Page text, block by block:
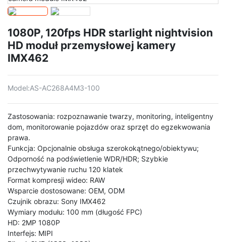
1080P, 120fps HDR starlight nightvision
HD moduł przemysłowej kamery
IMX462
Model:AS-AC268A4M3-100
Zastosowania: rozpoznawanie twarzy, monitoring, inteligentny
dom, monitorowanie pojazdów oraz sprzęt do egzekwowania
prawa.
Funkcja: Opcjonalnie obsługa szerokokątnego/obiektywu;
Odporność na podświetlenie WDR/HDR; Szybkie
przechwytywanie ruchu 120 klatek
Format kompresji wideo: RAW
Wsparcie dostosowane: OEM, ODM
Czujnik obrazu: Sony IMX462
Wymiary modułu: 100 mm (długość FPC)
HD: 2MP 1080P
Interfejs: MIPI